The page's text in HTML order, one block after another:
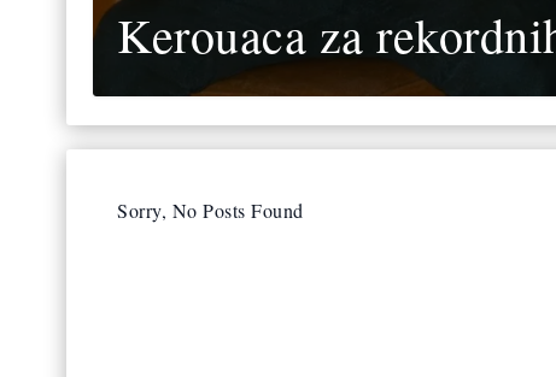
Kerouaca za
Sorry, No Posts Found